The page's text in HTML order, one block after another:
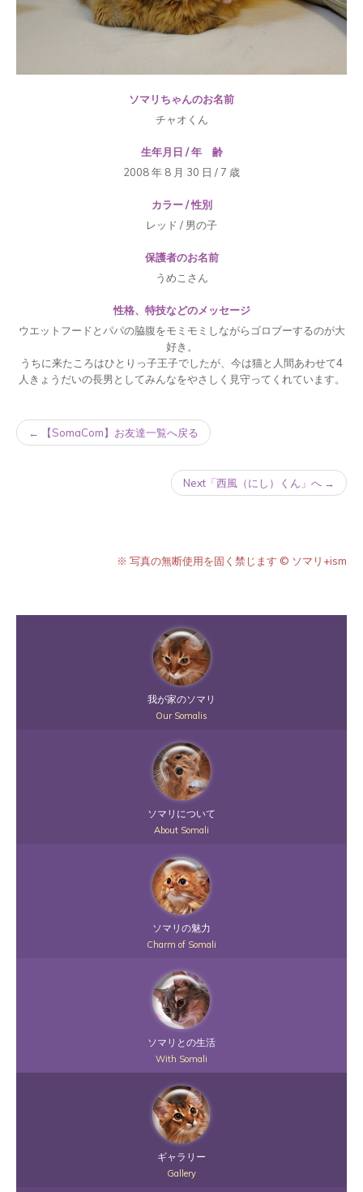
ソマリちゃんのお名前
チャオくん
生年月日 / 年 齢
2008 年 8 月 30 日 / 7 歳
カラー / 性別
レッド / 男の子
保護者のお名前
うめこさん
性格、特技などのメッセージ
ウエットフードとパパの脇腹をモミモミしながらゴロブーするのが大
好き。
うちに来たころはひとりっ子王子でしたが、今は猫と人間あわせて4
人きょうだいの長男としてみんなをやさしく見守ってくれています。
← 【SomaCom】お友達一覧へ戻る
Next「西風（にし）くん」へ →
※ 写真の無断使用を固く禁じます © ソマリ+ism
我が家のソマリ
Our Somalis
ソマリについて
About Somali
ソマリの魅力
Charm of Somali
ソマリとの生活
With Somali
ギャラリー
Gallery